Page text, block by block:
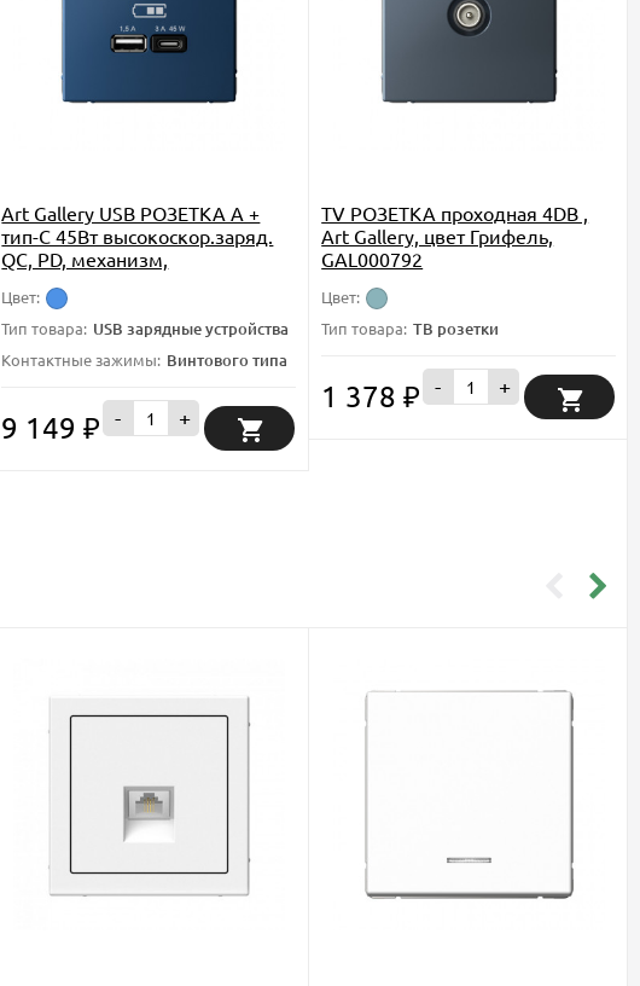
Art Gallery USB РОЗЕТКА A +
тип-C 45Вт высокоскор.заряд.
QC, PD, механизм,
АКВАМАРИН, GAL001129
Цвет:
Тип товара: USB зарядные устройства
Контактные зажимы: Винтового типа
9 149₽ - +
TV РОЗЕТКА проходная 4DB ,
Art Gallery, цвет Грифель,
GAL000792
Цвет:
Тип товара: ТВ розетки
1 378₽ - +